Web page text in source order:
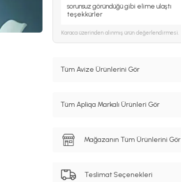
sorunsuz göründüğü gibi elime ulaştı
teşekkürler
Karaca üzerinden alınmış ürün değerlendirmesi.
Tüm Avize Ürünlerini Gör
Tüm Apliqa Markalı Ürünleri Gör
Mağazanın Tüm Ürünlerini Gör
Teslimat Seçenekleri